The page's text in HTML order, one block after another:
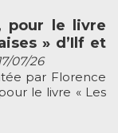
pour le livre
» d’Ilf et
07/26
par Florence
le livre « Les